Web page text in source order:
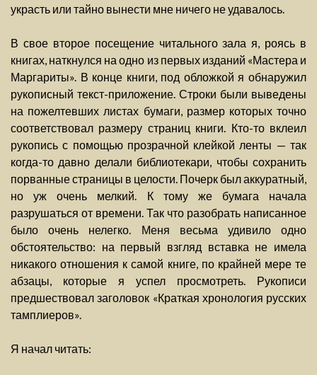
украсть или тайно вынести мне ничего не удавалось.
В свое второе посещение читального зала я, роясь в
книгах, наткнулся на одно из первых изданий «Мастера и
Маргариты». В конце книги, под обложкой я обнаружил
рукописный текст-приложение. Строки были выведены
на пожелтевших листах бумаги, размер которых точно
соответствовал размеру страниц книги. Кто-то вклеил
рукопись с помощью прозрачной клейкой ленты — так
когда-то давно делали библиотекари, чтобы сохранить
порванные страницы в целости. Почерк был аккуратный,
но уж очень мелкий. К тому же бумага начала
разрушаться от времени. Так что разобрать написанное
было очень нелегко. Меня весьма удивило одно
обстоятельство: на первый взгляд вставка не имела
никакого отношения к самой книге, по крайней мере те
абзацы, которые я успел просмотреть. Рукописи
предшествовал заголовок «Краткая хронология русских
тамплиеров».
Я начал читать: